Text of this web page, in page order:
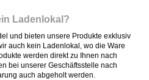
Ladenlokal?
und bieten unsere Produkte exklusiv
auch kein Ladenlokal, wo die Ware
werden direkt zu Ihnen nach
bei unserer Geschäftsstelle nach
auch abgeholt werden.